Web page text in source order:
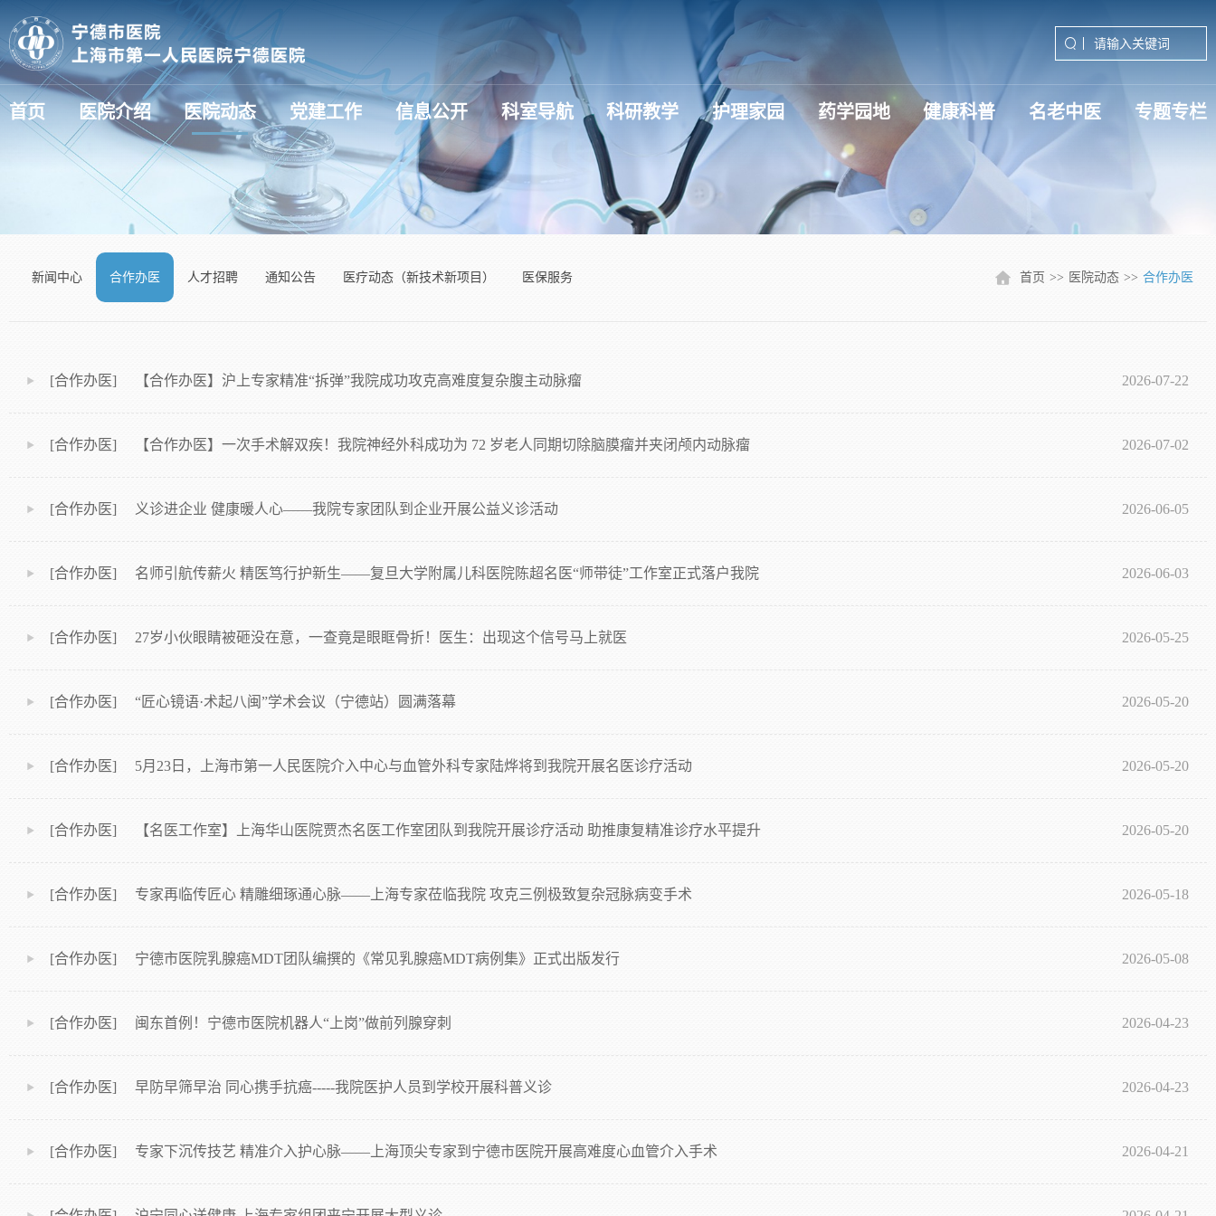
首页 医院介绍 医院动态 党建工作 信息公开 科室导航 科研教学 护理家园 药学园地 健康科普 名老中医 专题专栏
新闻中心 合作办医 人才招聘 通知公告 医疗动态（新技术新项目） 医保服务 首页 >> 医院动态 >> 合作办医
[合作办医] 【合作办医】沪上专家精准“拆弹”我院成功攻克高难度复杂腹主动脉瘤 2026-07-22
[合作办医] 【合作办医】一次手术解双疾！我院神经外科成功为 72 岁老人同期切除脑膜瘤并夹闭颅内动脉瘤 2026-07-02
[合作办医] 义诊进企业 健康暖人心——我院专家团队到企业开展公益义诊活动 2026-06-05
[合作办医] 名师引航传薪火 精医笃行护新生——复旦大学附属儿科医院陈超名医“师带徒”工作室正式落户我院 2026-06-03
[合作办医] 27岁小伙眼睛被砸没在意，一查竟是眼眶骨折！医生：出现这个信号马上就医 2026-05-25
[合作办医] “匠心镜语·术起八闽”学术会议（宁德站）圆满落幕 2026-05-20
[合作办医] 5月23日，上海市第一人民医院介入中心与血管外科专家陆烨将到我院开展名医诊疗活动 2026-05-20
[合作办医] 【名医工作室】上海华山医院贾杰名医工作室团队到我院开展诊疗活动 助推康复精准诊疗水平提升 2026-05-20
[合作办医] 专家再临传匠心 精雕细琢通心脉——上海专家莅临我院 攻克三例极致复杂冠脉病变手术 2026-05-18
[合作办医] 宁德市医院乳腺癌MDT团队编撰的《常见乳腺癌MDT病例集》正式出版发行 2026-05-08
[合作办医] 闽东首例！宁德市医院机器人“上岗”做前列腺穿刺 2026-04-23
[合作办医] 早防早筛早治 同心携手抗癌-----我院医护人员到学校开展科普义诊 2026-04-23
[合作办医] 专家下沉传技艺 精准介入护心脉——上海顶尖专家到宁德市医院开展高难度心血管介入手术 2026-04-21